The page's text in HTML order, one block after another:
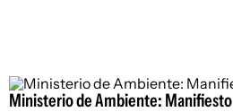
Ministerio de Ambiente: Manifiesto